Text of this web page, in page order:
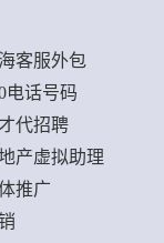
客服外包
电话号码
代招聘
产虚拟助理
推广